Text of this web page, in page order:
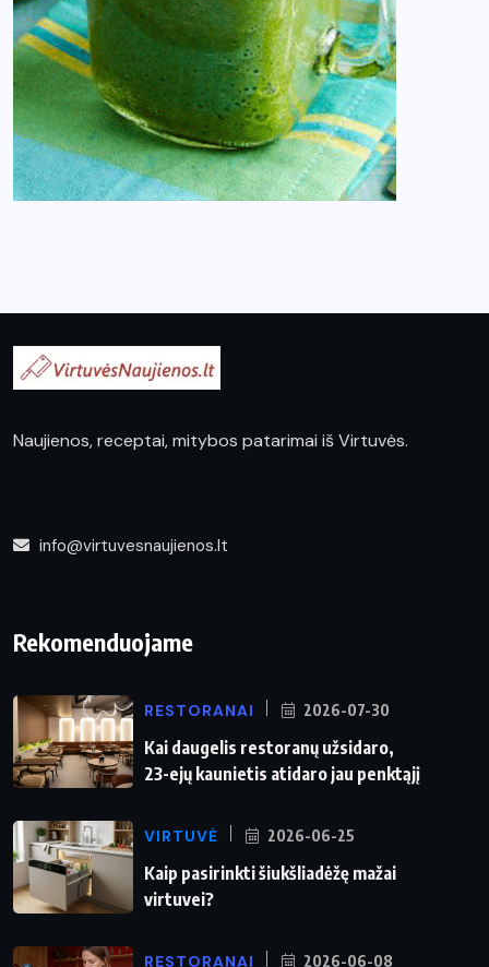
Naujienos, receptai, mitybos patarimai iš Virtuvės.
info@virtuvesnaujienos.lt
Rekomenduojame
RESTORANAI 2026-07-30
Kai daugelis restoranų užsidaro,
23-ejų kaunietis atidaro jau penktąjį
VIRTUVĖ 2026-06-25
Kaip pasirinkti šiukšliadėžę mažai
virtuvei?
RESTORANAI 2026-06-08